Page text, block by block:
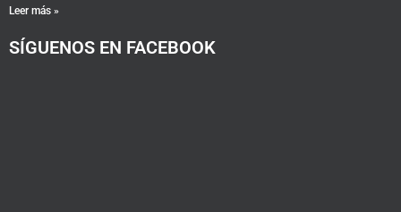
Leer más »
SÍGUENOS EN FACEBOOK